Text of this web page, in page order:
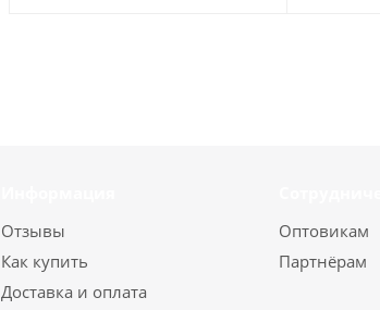
Отзывы
Как купить
Доставка и оплата
Оптовикам
Партнёрам